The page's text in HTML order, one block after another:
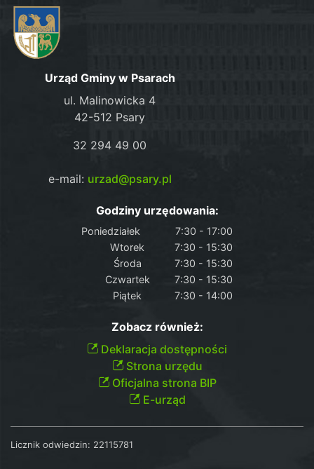
Urząd Gminy w Psarach
ul. Malinowicka 4
42-512 Psary
32 294 49 00
e-mail: urzad@psary.pl
Godziny urzędowania:
Poniedziałek
7:30 - 17:00
Wtorek
7:30 - 15:30
Środa
7:30 - 15:30
Czwartek
7:30 - 15:30
Piątek
7:30 - 14:00
Zobacz również:
Deklaracja dostępności
Strona urzędu
Oficjalna strona BIP
E-urząd
Licznik odwiedzin: 22115781